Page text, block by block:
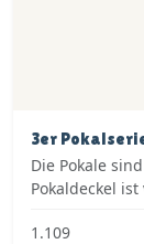
3er
Die Pokale
Pokaldeckel
1.109